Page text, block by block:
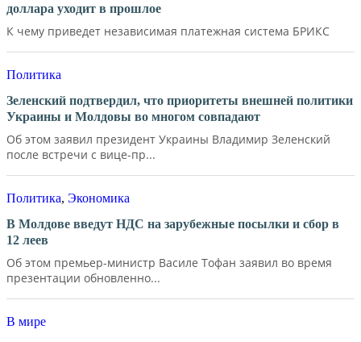
доллара уходит в прошлое
К чему приведет независимая платежная система БРИКС
Политика
Зеленский подтвердил, что приоритеты внешней политики
Украины и Молдовы во многом совпадают
Об этом заявил президент Украины Владимир Зеленский
после встречи с вице-пр...
Политика, Экономика
В Молдове введут НДС на зарубежные посылки и сбор в
12 леев
Об этом премьер-министр Василе Тофан заявил во время
презентации обновленно...
В мире